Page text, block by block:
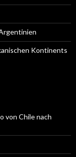
Kontinents
von Chile nach